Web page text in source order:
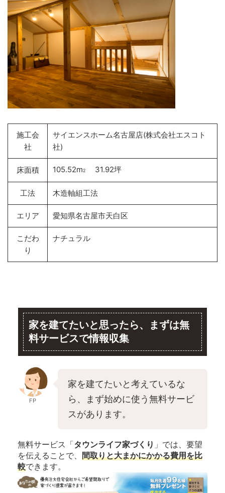
施工会
社
サイエンスホーム名古屋店(株式会社エスコト
社)
床面積 105.52m2 31.92坪
工法 木造軸組工法
エリア 愛知県名古屋市天白区
こだわ
り
ナチュラル
家を建てたいと思ったら、まずは無
料サービスで情報収集
FP
家を建てたいと考えているな
ら、まず始めに使う無料サービ
スがあります。
無料サービス「タウンライフ家づくり 」では、要望
を伝えることで、 間取りと大まかにかかる費用を比
較できます。